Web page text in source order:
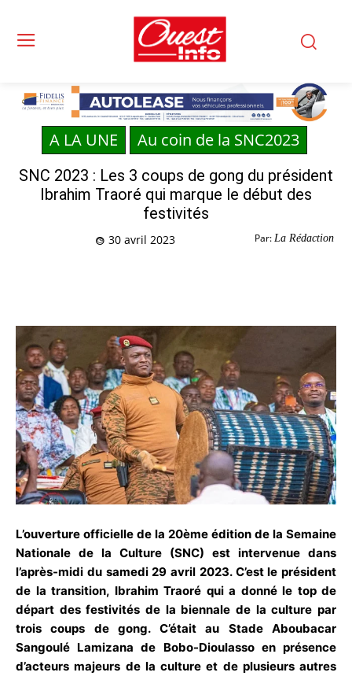
A LA UNE Au coin de la SNC2023
SNC 2023 : Les 3 coups de gong du président
Ibrahim Traoré qui marque le début des
festivités
Par: La Rédaction
30 avril 2023
L’ouverture officielle de la 20ème édition de la Semaine
Nationale de la Culture (SNC) est intervenue dans
l’après-midi du samedi 29 avril 2023. C’est le président
de la transition, Ibrahim Traoré qui a donné le top de
départ des festivités de la biennale de la culture par
trois coups de gong. C’était au Stade Aboubacar
Sangoulé Lamizana de Bobo-Dioulasso en présence
d’acteurs majeurs de la culture et de plusieurs autres